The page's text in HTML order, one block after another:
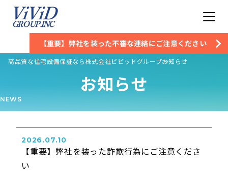
【重要】弊社を装った不審な連絡にご注意ください
高品質な住宅設備保証なら株式会社ビビッドグループお知らせ
お知らせ
NEWS
2026.07.10
【重要】弊社を装った詐欺行為にご注意くださ
い